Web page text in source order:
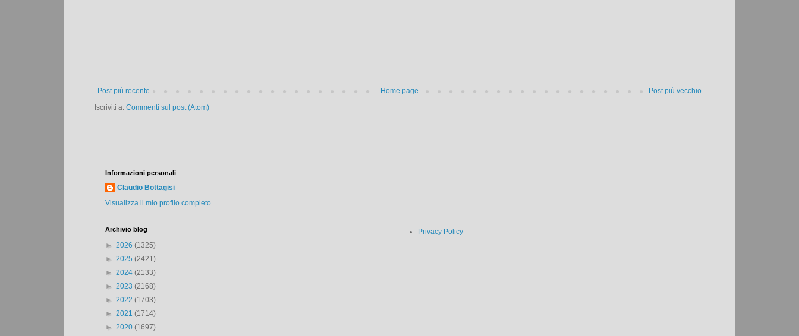
Post più recente Post più vecchio
Home page
Iscriviti a: Commenti sul post (Atom)
Informazioni personali
Claudio Bottagisi
Visualizza il mio profilo completo
Archivio blog
► 2026 (1325)
► 2025 (2421)
► 2024 (2133)
► 2023 (2168)
► 2022 (1703)
► 2021 (1714)
► 2020 (1697)
Privacy Policy